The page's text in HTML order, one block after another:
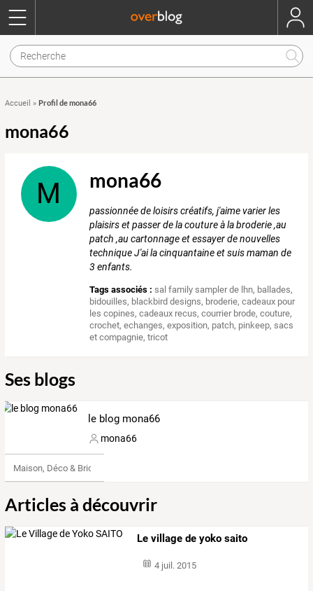
Accueil » Profil de mona66
mona66
M mona66
passionnée de loisirs créatifs, j'aime varier les
plaisirs et passer de la couture à la broderie ,au
patch ,au cartonnage et essayer de nouvelles
technique J'ai la cinquantaine et suis maman de
3 enfants.
Tags associés : sal family sampler de lhn, ballades,
bidouilles, blackbird designs, broderie,cadeaux pour
les copines,cadeaux recus,courrier brode,couture,
crochet,echanges,exposition, patch, pinkeep,sacs
et compagnie,tricot
Ses blogs
le blog mona66
mona66
Maison, Déco & Bricolage
Articles à découvrir
Le village de yoko saito
4 juil. 2015